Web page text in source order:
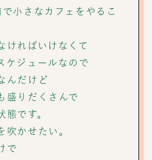
小さなカフェをやるこ
ければいけなくて
ケジュールなので
んだけど
盛りだくさんで
態です。
吹かせたい。
で